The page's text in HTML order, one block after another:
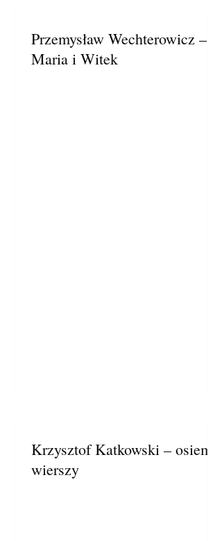
Przemysław Wechterowicz –
Maria i Witek
Krzysztof Katkowski – osiem
wierszy